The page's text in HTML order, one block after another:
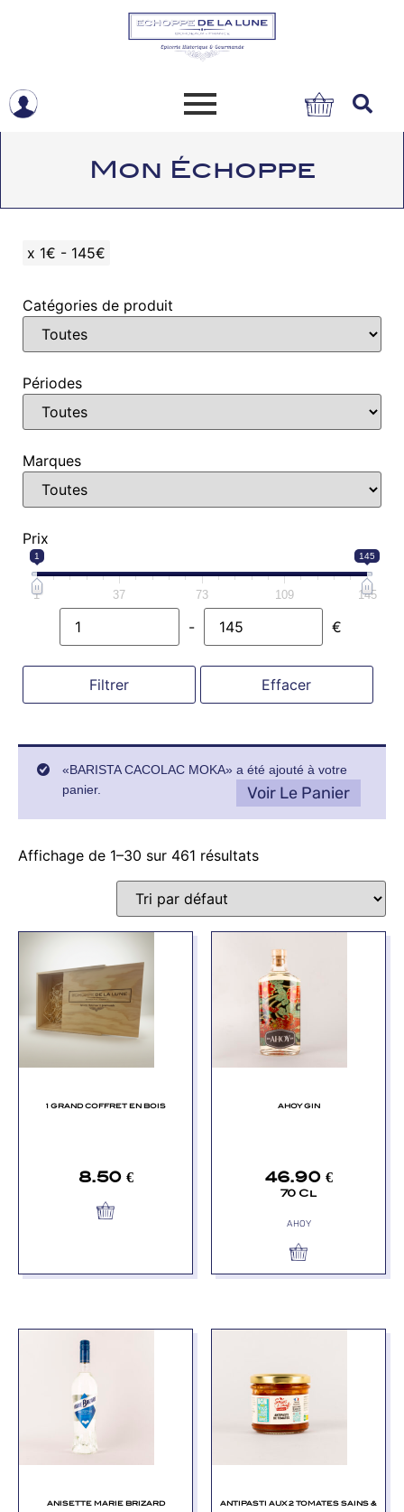
Mon Échoppe
x 1€ - 145€
Catégories de produit
Périodes
Marques
Prix
1 145
1 37 73 109 145
Minimum Price
- Maximum Price €
Filtrer Effacer
«BARISTA CACOLAC MOKA» a été ajouté à votre
panier.
Voir Le Panier
Affichage de 1–30 sur 461 résultats
1 GRAND COFFRET EN BOIS
8.50 €
AHOY GIN
46.90 €
70 Cl
AHOY
ANISETTE MARIE BRIZARD ANTIPASTI AUX 2 TOMATES SAINS &